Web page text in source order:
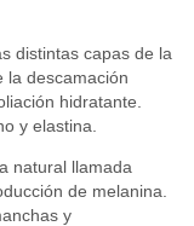
distintas capas de la
la descamación
hidratante.
y elastina.
natural llamada
de melanina.
y